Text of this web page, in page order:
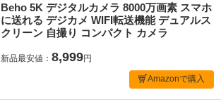
Beho 5K デジタルカメラ 8000万画素 スマホ
に送れる デジカメ WIFI転送機能 デュアルス
クリーン 自撮り コンパクト カメラ
新品最安値： 8,999円
Amazonで購入